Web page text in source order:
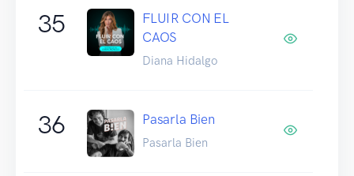
35
FLUIR CON EL
CAOS
Diana Hidalgo
36 Pasarla Bien
Pasarla Bien